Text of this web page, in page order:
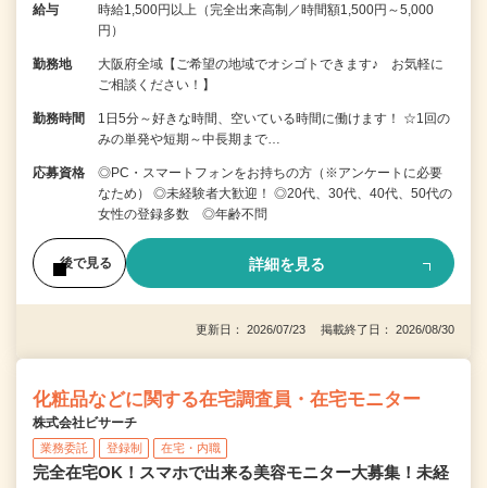
給与
時給1,500円以上（完全出来高制／時間額1,500円～5,000
円）
勤務地
大阪府全域【ご希望の地域でオシゴトできます♪ お気軽に
ご相談ください！】
勤務時間
1日5分～好きな時間、空いている時間に働けます！ ☆1回の
みの単発や短期～中長期まで…
応募資格
◎PC・スマートフォンをお持ちの方（※アンケートに必要
なため） ◎未経験者大歓迎！ ◎20代、30代、40代、50代の
女性の登録多数 ◎年齢不問
後で見る 詳細を見る
更新日： 2026/07/23 掲載終了日： 2026/08/30
化粧品などに関する在宅調査員・在宅モニター
株式会社ビサーチ
業務委託 登録制 在宅・内職
完全在宅OK！スマホで出来る美容モニター大募集！未経